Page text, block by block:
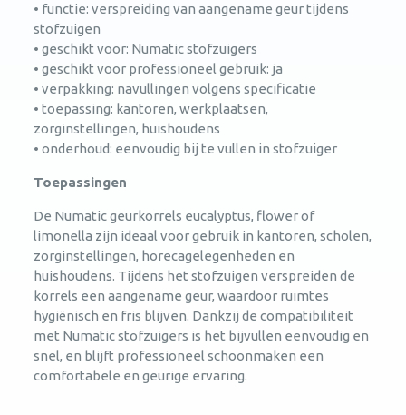
• functie: verspreiding van aangename geur tijdens
stofzuigen
• geschikt voor: Numatic stofzuigers
• geschikt voor professioneel gebruik: ja
• verpakking: navullingen volgens specificatie
• toepassing: kantoren, werkplaatsen,
zorginstellingen, huishoudens
• onderhoud: eenvoudig bij te vullen in stofzuiger
Toepassingen
De Numatic geurkorrels eucalyptus, flower of
limonella zijn ideaal voor gebruik in kantoren, scholen,
zorginstellingen, horecagelegenheden en
huishoudens. Tijdens het stofzuigen verspreiden de
korrels een aangename geur, waardoor ruimtes
hygiënisch en fris blijven. Dankzij de compatibiliteit
met Numatic stofzuigers is het bijvullen eenvoudig en
snel, en blijft professioneel schoonmaken een
comfortabele en geurige ervaring.